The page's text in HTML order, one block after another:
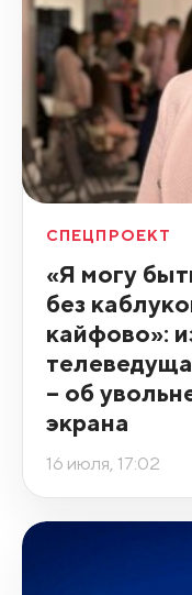
СПЕЦПРОЕКТ
«Я могу
без
кайфово»:
– об
экрана
16 июля, 17:02